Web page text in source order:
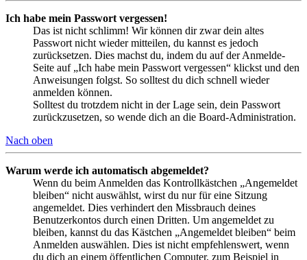
Ich habe mein Passwort vergessen!
Das ist nicht schlimm! Wir können dir zwar dein altes
Passwort nicht wieder mitteilen, du kannst es jedoch
zurücksetzen. Dies machst du, indem du auf der Anmelde-
Seite auf „Ich habe mein Passwort vergessen“ klickst und den
Anweisungen folgst. So solltest du dich schnell wieder
anmelden können.
Solltest du trotzdem nicht in der Lage sein, dein Passwort
zurückzusetzen, so wende dich an die Board-Administration.
Nach oben
Warum werde ich automatisch abgemeldet?
Wenn du beim Anmelden das Kontrollkästchen „Angemeldet
bleiben“ nicht auswählst, wirst du nur für eine Sitzung
angemeldet. Dies verhindert den Missbrauch deines
Benutzerkontos durch einen Dritten. Um angemeldet zu
bleiben, kannst du das Kästchen „Angemeldet bleiben“ beim
Anmelden auswählen. Dies ist nicht empfehlenswert, wenn
du dich an einem öffentlichen Computer, zum Beispiel in